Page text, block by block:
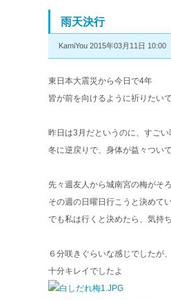
雨天決行
KamiYou 2015年03月11日 10:00
東日本大震災から今日で4年
皆が前を向けるように祈りたい
昨日は3月だというのに、すご
冬に逆戻りで、身体が益々つい
先々週友人から城南宮の梅がそ
その週の日曜日行こうと決めて
でも私は行くと決めたら、気持
６分咲きぐらいな感じでしたが
十分キレイでしたよ